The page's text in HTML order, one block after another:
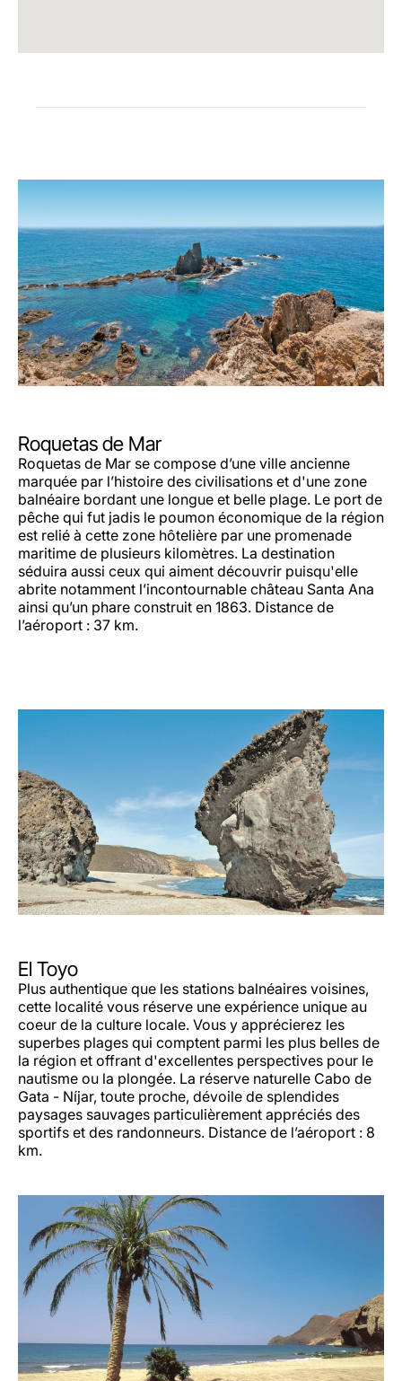
Roquetas de Mar
Roquetas de Mar se compose d’une ville ancienne
marquée par l’histoire des civilisations et d'une zone
balnéaire bordant une longue et belle plage. Le port de
pêche qui fut jadis le poumon économique de la région
est relié à cette zone hôtelière par une promenade
maritime de plusieurs kilomètres. La destination
séduira aussi ceux qui aiment découvrir puisqu'elle
abrite notamment l’incontournable château Santa Ana
ainsi qu’un phare construit en 1863. Distance de
l’aéroport : 37 km.
El Toyo
Plus authentique que les stations balnéaires voisines,
cette localité vous réserve une expérience unique au
coeur de la culture locale. Vous y apprécierez les
superbes plages qui comptent parmi les plus belles de
la région et offrant d'excellentes perspectives pour le
nautisme ou la plongée. La réserve naturelle Cabo de
Gata - Níjar, toute proche, dévoile de splendides
paysages sauvages particulièrement appréciés des
sportifs et des randonneurs. Distance de l’aéroport : 8
km.